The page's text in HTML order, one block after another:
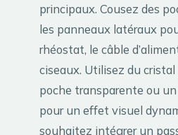
principaux. Cousez des
les panneaux latéraux
rhéostat, le câble
ciseaux. Utilisez du
poche transparente ou
pour un effet visuel
souhaitez intégrer un